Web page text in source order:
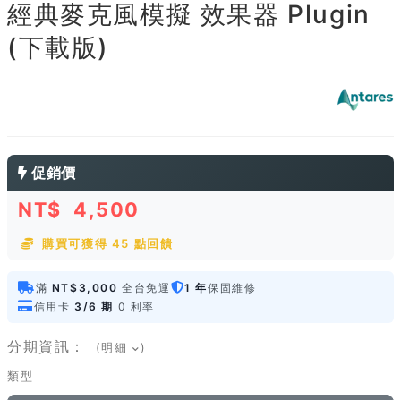
經典麥克風模擬 效果器 Plugin
(下載版)
促銷價
NT$ 4,500
購買可獲得 45 點回饋
滿 NT$3,000 全台免運 1 年保固維修
信用卡 3/6 期 0 利率
分期資訊： (明細 )
類型